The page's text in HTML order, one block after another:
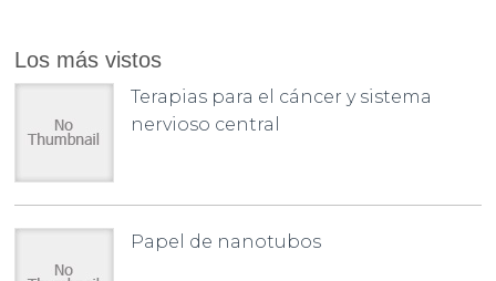
Los más vistos
Terapias para el cáncer y sistema
nervioso central
Papel de nanotubos